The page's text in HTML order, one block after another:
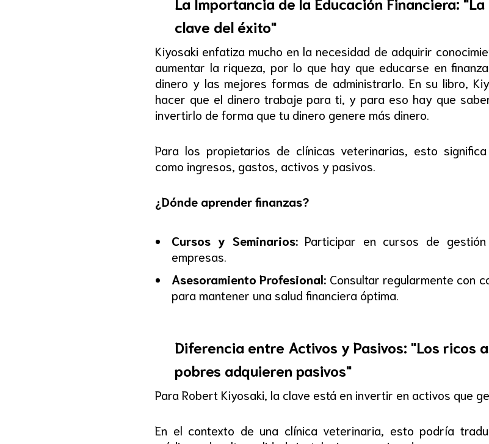
clave del éxito"
Kiyosaki enfatiza mucho en la necesidad de adquirir
aumentar la riqueza, por lo que hay que educarse en
dinero y las mejores formas de administrarlo. En su libro,
hacer que el dinero trabaje para ti, y para eso hay que
invertirlo de forma que tu dinero genere más dinero.
Para los propietarios de clínicas veterinarias, esto
como ingresos, gastos, activos y pasivos.
¿Dónde aprender finanzas?
Cursos y Seminarios:Participar en cursos de gestión
empresas.
Asesoramiento Profesional: Consultar regularmente con
para mantener una salud financiera óptima.
Diferencia entre Activos y Pasivos: "Los ricos
pobres adquieren pasivos"
Para Robert Kiyosaki, la clave está en invertir en activos que
En el contexto de una clínica veterinaria, esto podría